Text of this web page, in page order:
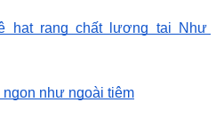
hạt rang chất lượng tại Như
như ngoài tiệm